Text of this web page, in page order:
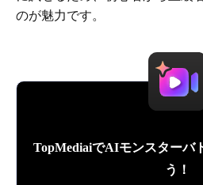
のが魅力です。
TopMediaiでAIモンスターバ
う！